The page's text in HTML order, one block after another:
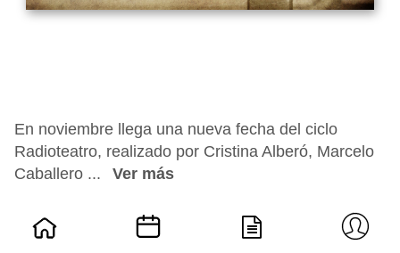
En noviembre llega una nueva fecha del ciclo
Radioteatro, realizado por Cristina Alberó, Marcelo
Caballero ...
Ver más